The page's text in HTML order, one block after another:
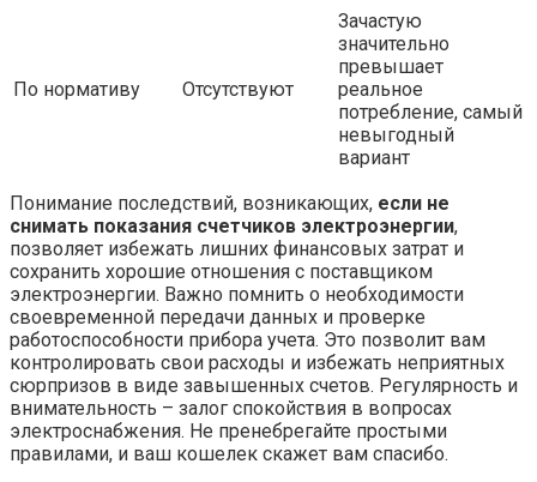
По нормативу Отсутствуют
Зачастую
значительно
превышает
реальное
потребление, самый
невыгодный
вариант
Понимание последствий, возникающих, если не
снимать показания счетчиков электроэнергии,
позволяет избежать лишних финансовых затрат и
сохранить хорошие отношения с поставщиком
электроэнергии. Важно помнить о необходимости
своевременной передачи данных и проверке
работоспособности прибора учета. Это позволит вам
контролировать свои расходы и избежать неприятных
сюрпризов в виде завышенных счетов. Регулярность и
внимательность – залог спокойствия в вопросах
электроснабжения. Не пренебрегайте простыми
правилами, и ваш кошелек скажет вам спасибо.